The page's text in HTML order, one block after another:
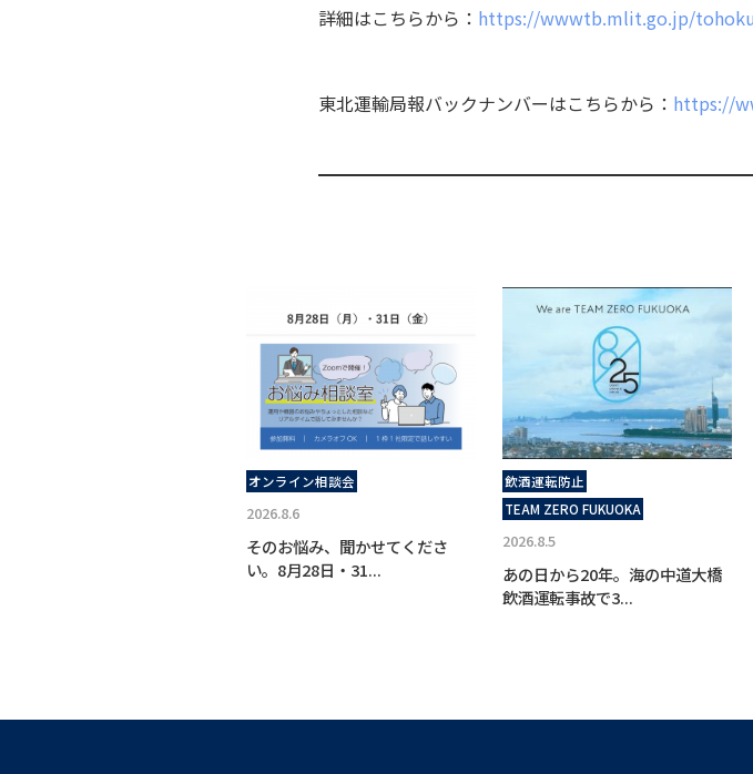
詳細はこちらから： https://wwwtb.mlit.go.jp/
東北運輸局報バックナンバーはこちらから： https://
オンライン相談会
2026.8.6
そのお悩み、聞かせてくださ
い。8月28日・31...
飲酒運転防止
TEAM ZERO FUKUOKA
2026.8.5
あの日から20年。海の中道大橋
飲酒運転事故で3...